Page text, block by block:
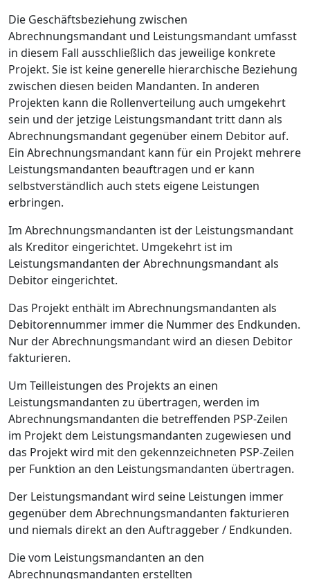
Die Geschäftsbeziehung zwischen
Abrechnungsmandant und Leistungsmandant umfasst
in diesem Fall ausschließlich das jeweilige konkrete
Projekt. Sie ist keine generelle hierarchische Beziehung
zwischen diesen beiden Mandanten. In anderen
Projekten kann die Rollenverteilung auch umgekehrt
sein und der jetzige Leistungsmandant tritt dann als
Abrechnungsmandant gegenüber einem Debitor auf.
Ein Abrechnungsmandant kann für ein Projekt mehrere
Leistungsmandanten beauftragen und er kann
selbstverständlich auch stets eigene Leistungen
erbringen.
Im Abrechnungsmandanten ist der Leistungsmandant
als Kreditor eingerichtet. Umgekehrt ist im
Leistungsmandanten der Abrechnungsmandant als
Debitor eingerichtet.
Das Projekt enthält im Abrechnungsmandanten als
Debitorennummer immer die Nummer des Endkunden.
Nur der Abrechnungsmandant wird an diesen Debitor
fakturieren.
Um Teilleistungen des Projekts an einen
Leistungsmandanten zu übertragen, werden im
Abrechnungsmandanten die betreffenden PSP-Zeilen
im Projekt dem Leistungsmandanten zugewiesen und
das Projekt wird mit den gekennzeichneten PSP-Zeilen
per Funktion an den Leistungsmandanten übertragen.
Der Leistungsmandant wird seine Leistungen immer
gegenüber dem Abrechnungsmandanten fakturieren
und niemals direkt an den Auftraggeber / Endkunden.
Die vom Leistungsmandanten an den
Abrechnungsmandanten erstellten